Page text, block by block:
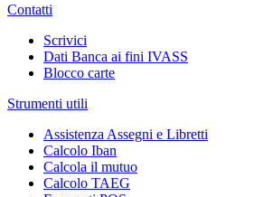
Contatti
Scrivici
Dati Banca ai fini IVASS
Blocco carte
Strumenti utili
Assistenza Assegni e Libretti
Calcolo Iban
Calcola il mutuo
Calcolo TAEG